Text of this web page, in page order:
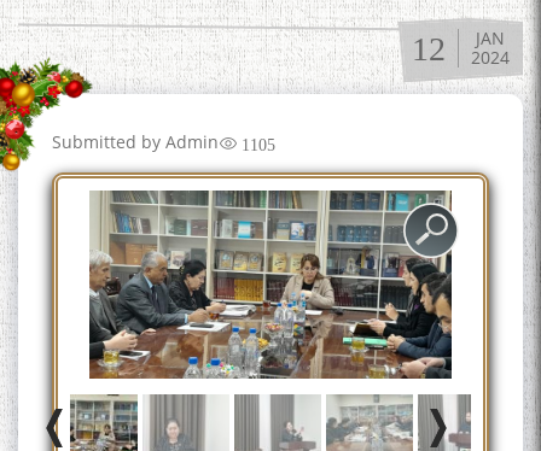
12
JAN
2024
Submitted by Admin 1105